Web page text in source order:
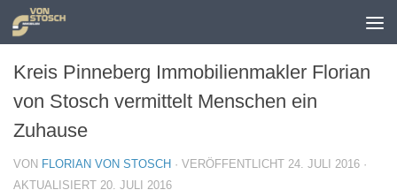
Zum Inhalt springen
Kreis Pinneberg Immobilienmakler Florian
von Stosch vermittelt Menschen ein
Zuhause
VON FLORIAN VON STOSCH · VERÖFFENTLICHT 24. JULI 2016 ·
AKTUALISIERT 20. JULI 2016